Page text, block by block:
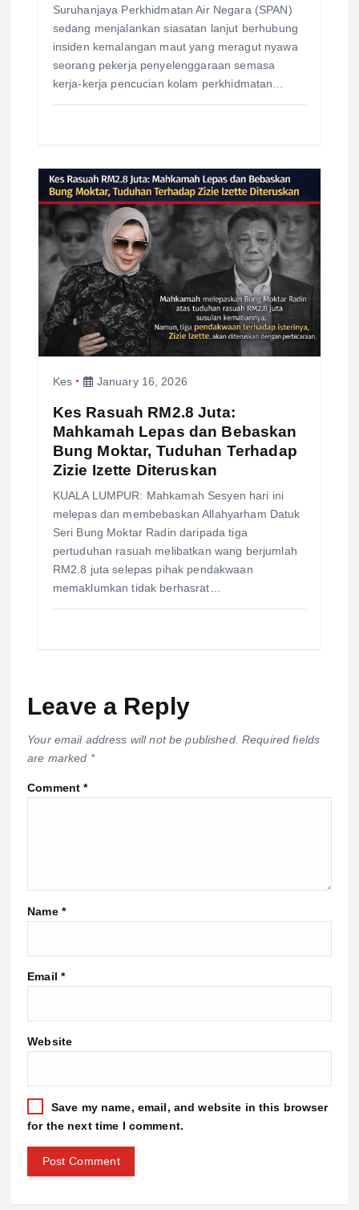
Suruhanjaya Perkhidmatan Air Negara (SPAN)
sedang menjalankan siasatan lanjut berhubung
insiden kemalangan maut yang meragut nyawa
seorang pekerja penyelenggaraan semasa
kerja-kerja pencucian kolam perkhidmatan…
Kes January 16, 2026
Kes Rasuah RM2.8 Juta:
Mahkamah Lepas dan Bebaskan
Bung Moktar, Tuduhan Terhadap
Zizie Izette Diteruskan
KUALA LUMPUR: Mahkamah Sesyen hari ini
melepas dan membebaskan Allahyarham Datuk
Seri Bung Moktar Radin daripada tiga
pertuduhan rasuah melibatkan wang berjumlah
RM2.8 juta selepas pihak pendakwaan
memaklumkan tidak berhasrat…
Leave a Reply
Your email address will not be published. Required fields
are marked *
Comment*
Name *
Email *
Website
Save my name, email, and website in this browser
for the next time I comment.